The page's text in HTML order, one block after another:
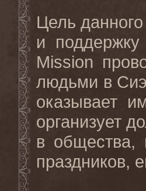
Цель
и
Mission
людьми в
оказывает
организует
в общества,
праздников,